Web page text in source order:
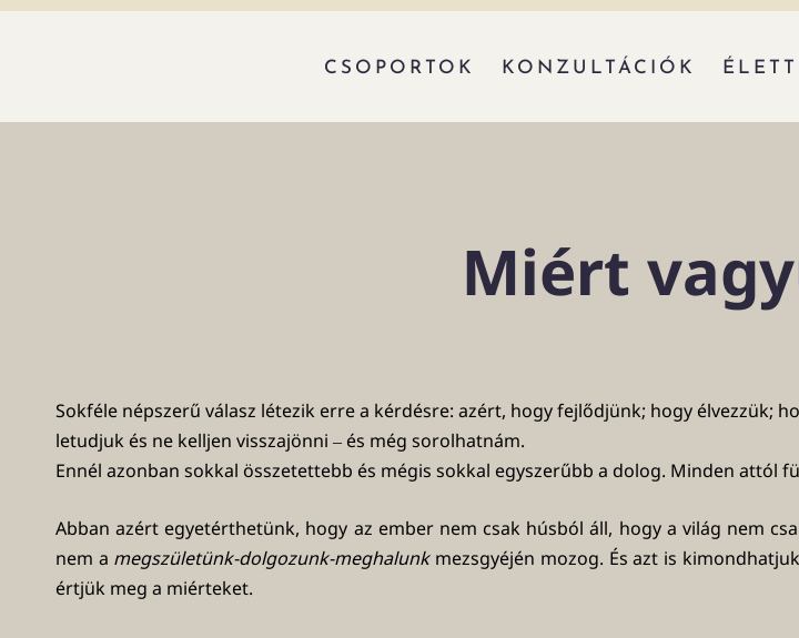
CSOPORTOK KONZULTÁCIÓK
Miért
Sokféle népszerű válasz létezik erre a kérdésre: azért, hogy fejlődjünk; hogy élvezzük;
letudjuk és ne kelljen visszajönni ‒ és még sorolhatnám.
Ennél azonban sokkal összetettebb és mégis sokkal egyszerűbb a dolog. Minden
Abban azért egyetérthetünk, hogy az ember nem csak húsból áll, hogy a világ nem
nem a megszületünk-dolgozunk-meghalunkmezsgyéjén mozog. És azt is
értjük meg a miérteket.